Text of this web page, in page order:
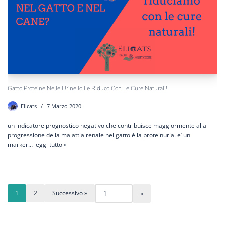
Gatto Proteine Nelle Urine Io Le Riduco Con Le Cure Naturali!
Elicats 7 Marzo 2020
un indicatore prognostico negativo che contribuisce maggiormente alla
progressione della malattia renale nel gatto è la proteinuria. e’ un
marker… leggi tutto »
1 2 Successivo »